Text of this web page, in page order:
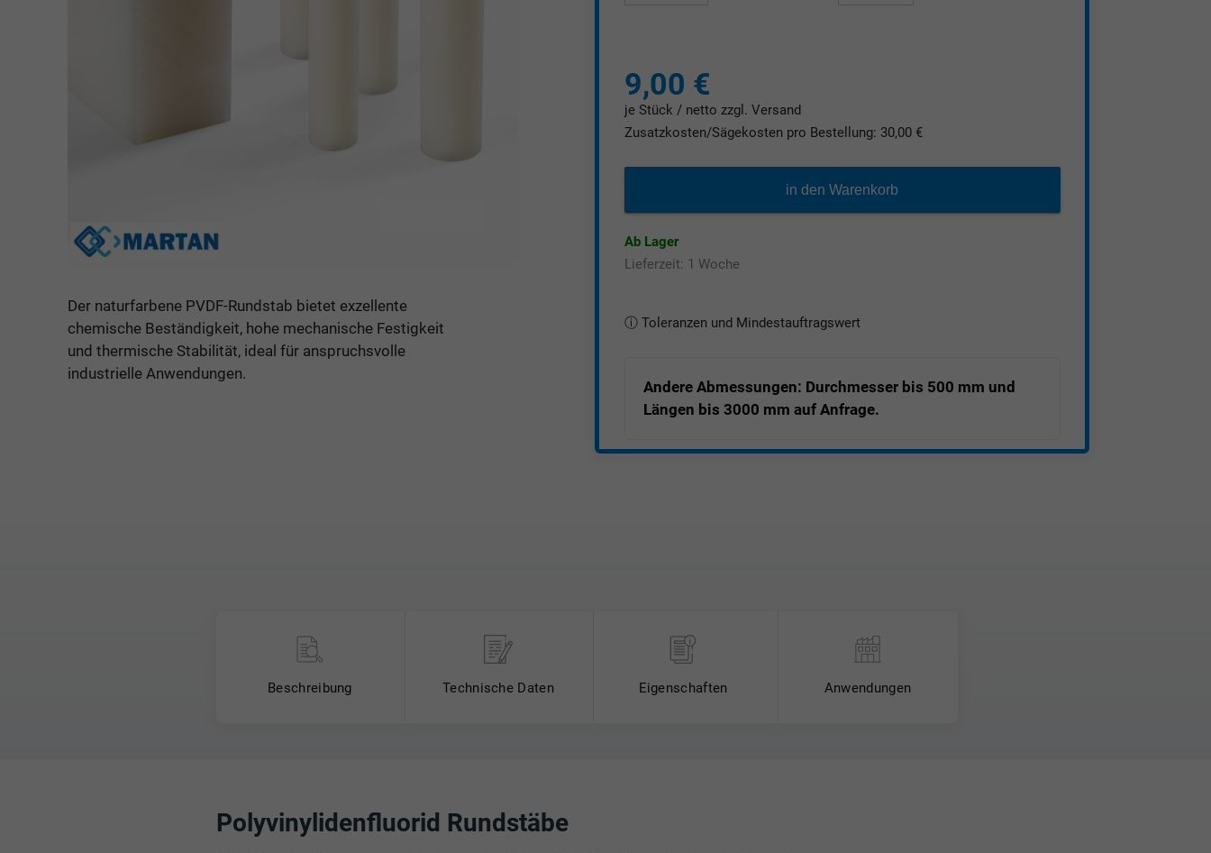
Der naturfarbene PVDF-Rundstab bietet exzellente
chemische Beständigkeit, hohe mechanische Festigkeit
und thermische Stabilität, ideal für anspruchsvolle
industrielle Anwendungen.
9,00 €
je Stück / netto zzgl. Versand
Zusatzkosten/Sägekosten pro Bestellung: 30,00 €
in den Warenkorb
Ab Lager
Lieferzeit: 1 Woche
ⓘ Toleranzen und Mindestauftragswert
Tol. Platten / Rundstäbe: Stärke / Ø herstellblank (nach
Herstellertoleranz)*, Länge 0 | +3%, Breite 0 | +4%
DIN EN 2768-m.
Andere Abmessungen: Durchmesser bis 500 mm und
Längen bis 3000 mm auf Anfrage.
Beschreibung Technische Daten Eigenschaften Anwendungen
Polyvinylidenfluorid Rundstäbe